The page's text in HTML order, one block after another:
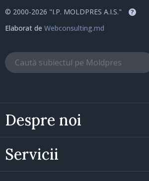
Despre noi
Servicii
© 2000-2026 "I.P. MOLDPRES A.I.S." ?
Elaborat de Webconsulting.md